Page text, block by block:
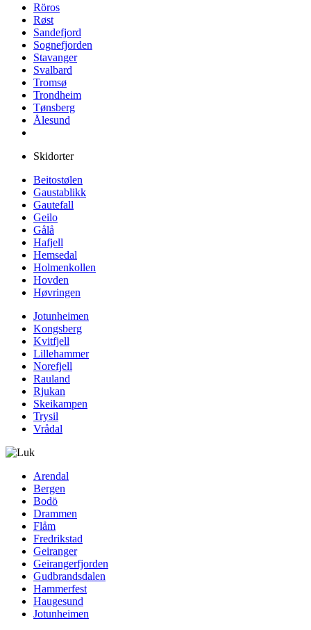
Röros
Røst
Sandefjord
Sognefjorden
Stavanger
Svalbard
Tromsø
Trondheim
Tønsberg
Ålesund
Skidorter
Beitostølen
Gaustablikk
Gautefall
Geilo
Gålå
Hafjell
Hemsedal
Holmenkollen
Hovden
Høvringen
Jotunheimen
Kongsberg
Kvitfjell
Lillehammer
Norefjell
Rauland
Rjukan
Skeikampen
Trysil
Vrådal
Arendal
Bergen
Bodö
Drammen
Flåm
Fredrikstad
Geiranger
Geirangerfjorden
Gudbrandsdalen
Hammerfest
Haugesund
Jotunheimen